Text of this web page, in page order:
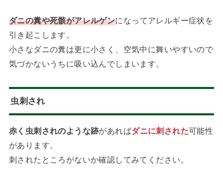
ダニの糞や死骸がアレルゲンになってアレルギー症状を
引き起こします。
小さなダニの糞は更に小さく、空気中に舞いやすいので
気づかないうちに吸い込んでしまいます。
虫刺され
赤く虫刺されのような跡があればダニに刺された可能性
があります。
刺されたところがないか確認してみてください。